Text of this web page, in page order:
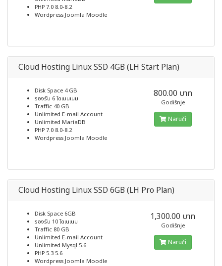
PHP 7.0 8.0-8.2
Wordpress Joomla Moodle
Cloud Hosting Linux SSD 4GB (LH Start Plan)
Disk Space 4 GB
รองรับ 6 โดเมนเนม
Traffic 40 GB
Unlimited E-mail Account
Unlimited MariaDB
PHP 7.0 8.0-8.2
Wordpress Joomla Moodle
800.00 บาท
Godišnje
Naruči
Cloud Hosting Linux SSD 6GB (LH Pro Plan)
Disk Space 6GB
รองรับ 10 โดเนเนม
Traffic 80 GB
Unlimited E-mail Account
Unlimited Mysql 5.6
PHP 5.3 5.6
Wordpress Joomla Moodle
1,300.00 บาท
Godišnje
Naruči